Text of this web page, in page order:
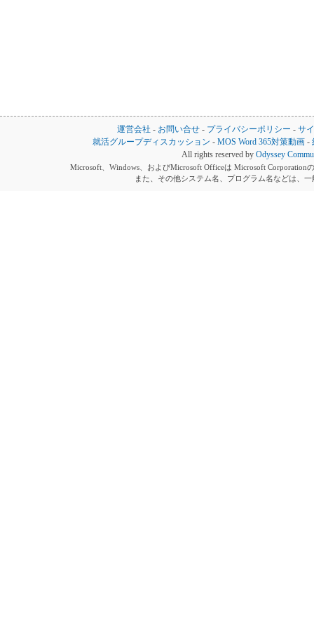
運営会社 - お問い合せ - プライバシーポリシー - サ
就活グループディスカッション -MOS Word 365対策動画 -
All rights reserved by Odyssey
Microsoft、Windows、およびMicrosoft Officeは Microsoft Corporation
また、その他システム名、プログラム名などは、